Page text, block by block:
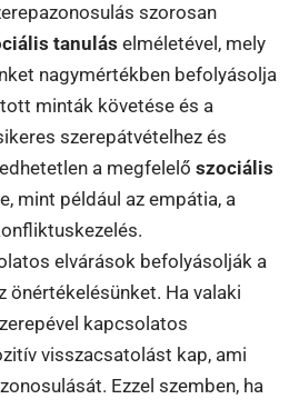
szorosan
tanulás elméletével, mely
nagymértékben befolyásolja
minták követése és a
szerepátvételhez és
a megfelelő szociális
mint például az empátia, a
elvárások befolyásolják a
önértékelésünket. Ha valaki
kapcsolatos
visszacsatolást kap, ami
Ezzel szemben, ha